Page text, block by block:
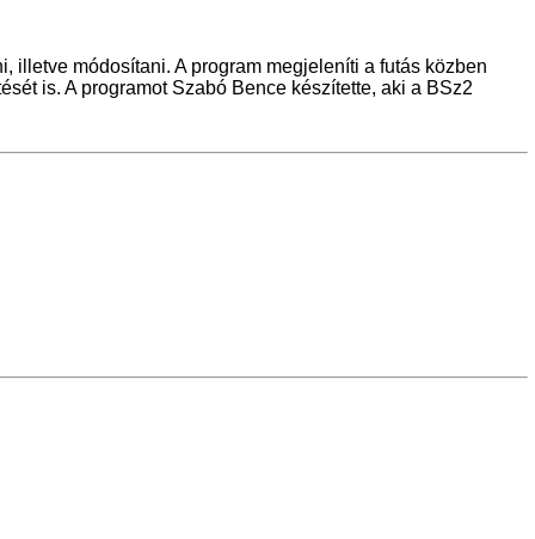
illetve módosítani. A program megjeleníti a futás közben
is. A programot Szabó Bence készítette, aki a BSz2